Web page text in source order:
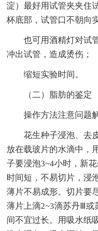
淀）最好用试管夹夹住
杯底部，试管口不朝向
也可用酒精灯对试管
冲出试管，造成烫伤；
缩短实验时间。
（二）脂肪的鉴定
操作方法注意问题
花生种子浸泡、去皮
放在载玻片的水滴中，
子要浸泡3~4小时，新
时间短，不易切片，浸
薄片不易成形。切片要
薄片上滴2~3滴苏丹Ⅲ
间不宜过长。用吸水纸